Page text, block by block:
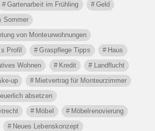
Gartenarbeit im Frühling
Geld
Sommer
von Monteurwohnungen
Profil
Graspflege Tipps
Haus
Wohnen Kredit
Landflucht
up
Mietvertrag für Monteurzimmer
absetzen
Möbel
Möbelrenovierung
Neues Lebenskonzept